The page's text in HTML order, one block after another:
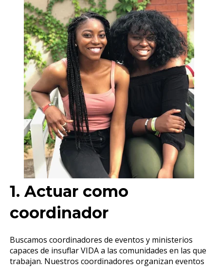
1. Actuar como
coordinador
Buscamos coordinadores de eventos y ministerios
capaces de insuflar VIDA a las comunidades en las que
trabajan. Nuestros coordinadores organizan eventos